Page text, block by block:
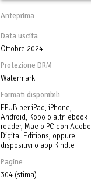
Anteprima
Data uscita
Ottobre 2024
Protezione DRM
Watermark
Formati disponibili
EPUB per iPad, iPhone,
Android, Kobo o altri ebook
reader, Mac o PC con Adobe
Digital Editions, oppure
dispositivi o app Kindle
Pagine
304 (stima)